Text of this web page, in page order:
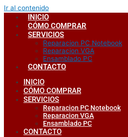
Ir al contenido
INICIO
CÓMO COMPRAR
SERVICIOS
Reparacion PC Notebook
Reparacion VGA
Ensamblado PC
CONTACTO
INICIO
CÓMO COMPRAR
SERVICIOS
Reparacion PC Notebook
Reparacion VGA
Ensamblado PC
CONTACTO